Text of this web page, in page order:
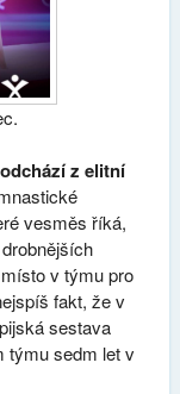
z elitní
vesměs říká,
v týmu pro
fakt, že v
sestava
týmu sedm let v